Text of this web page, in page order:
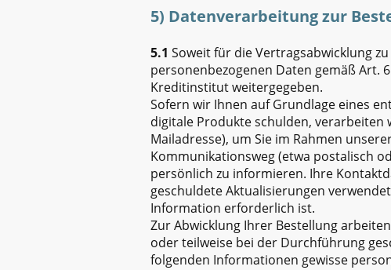
5) Datenverarbeitung zur
5.1 Soweit für die Vertragsabwicklung
personenbezogenen Daten gemäß Art.
Kreditinstitut weitergegeben.
Sofern wir Ihnen auf Grundlage eines
digitale Produkte schulden,
Mailadresse), um Sie im Rahmen
Kommunikationsweg (etwa postalisch
persönlich zu informieren. Ihre
geschuldete Aktualisierungen
Information erforderlich ist.
Zur Abwicklung Ihrer Bestellung
oder teilweise bei der Durchführung
folgenden Informationen gewisse